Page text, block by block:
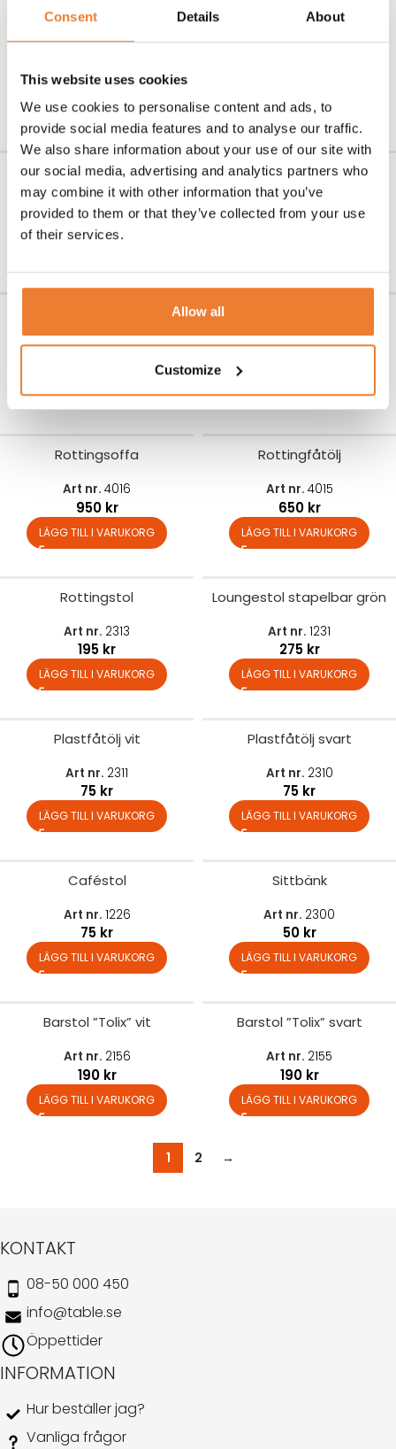
Consent Details About
This website uses cookies
We use cookies to personalise content and ads, to
provide social media features and to analyse our traffic.
We also share information about your use of our site with
our social media, advertising and analytics partners who
may combine it with other information that you’ve
provided to them or that they’ve collected from your use
of their services.
Allow all
Customize
Konferensstol ”Howe” 40/4
Art nr.2102
LÄGG TILL I VARUKORG
Stapelbar stol med tygsits
LÄGG TILL I VARUKORG
Stapelbar stol ”Classic”
Art nr.
30kr
Fällbar stol smart
Art nr.
19kr
Fällbar stol smart svart
Art nr.2103
Kontorsstol med armstöd
Art nr.2101
Rottingsoffa
Art nr. 4016
950 kr
LÄGG TILL I VARUKORG
Rottingfåtölj
Art nr. 4015
650 kr
LÄGG TILL I VARUKORG
Rottingstol
Art nr. 2313
195 kr
LÄGG TILL I VARUKORG
Loungestol stapelbar grön
Art nr. 1231
275 kr
LÄGG TILL I VARUKORG
Plastfåtölj vit
Art nr. 2311
75 kr
LÄGG TILL I VARUKORG
Plastfåtölj svart
Art nr. 2310
75 kr
LÄGG TILL I VARUKORG
Caféstol
Art nr. 1226
75 kr
LÄGG TILL I VARUKORG
Sittbänk
Art nr. 2300
50 kr
LÄGG TILL I VARUKORG
Barstol ”Tolix” vit
Art nr. 2156
190 kr
LÄGG TILL I VARUKORG
Barstol ”Tolix” svart
Art nr. 2155
190 kr
LÄGG TILL I VARUKORG
1 2 →
KONTAKT
08-50 000 450
info@table.se
Öppettider
INFORMATION
Hur beställer jag?
Vanliga frågor